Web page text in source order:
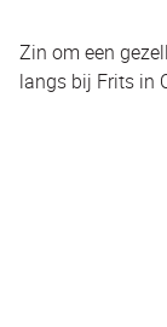
Zin om een
langs bij Frits in